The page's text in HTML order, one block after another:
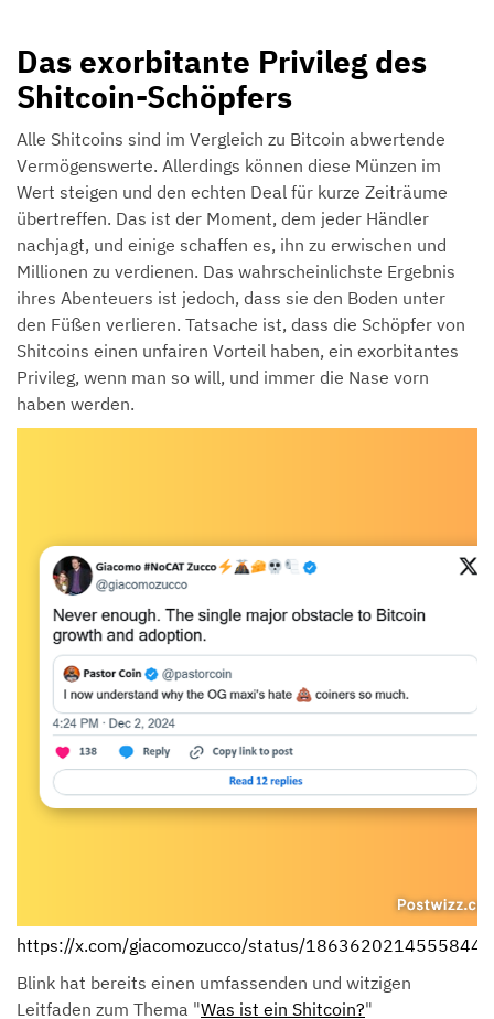
Das exorbitante Privileg des
Shitcoin-Schöpfers
Alle Shitcoins sind im Vergleich zu Bitcoin abwertende
Vermögenswerte. Allerdings können diese Münzen im
Wert steigen und den echten Deal für kurze Zeiträume
übertreffen. Das ist der Moment, dem jeder Händler
nachjagt, und einige schaffen es, ihn zu erwischen und
Millionen zu verdienen. Das wahrscheinlichste Ergebnis
ihres Abenteuers ist jedoch, dass sie den Boden unter
den Füßen verlieren. Tatsache ist, dass die Schöpfer von
Shitcoins einen unfairen Vorteil haben, ein exorbitantes
Privileg, wenn man so will, und immer die Nase vorn
haben werden.
https://x.com/giacomozucco/status/
Blink hat bereits einen umfassenden und witzigen
Leitfaden zum Thema "Was ist ein Shitcoin?"